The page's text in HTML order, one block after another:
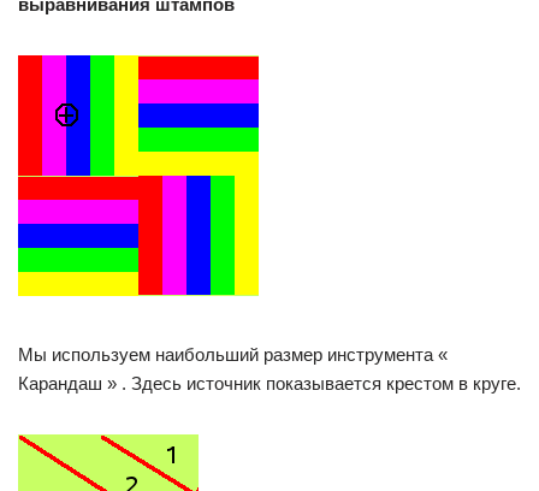
выравнивания штампов
Мы используем наибольший размер инструмента «
Карандаш » . Здесь источник показывается крестом в круге.